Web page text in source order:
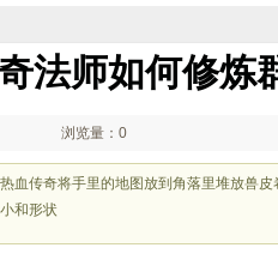
法师如何修炼
浏览量：0
血传奇将手里的地图放到角落里堆放兽
和形状